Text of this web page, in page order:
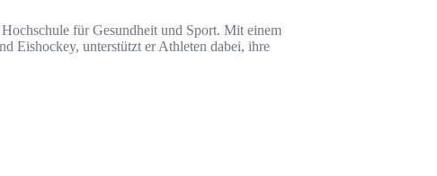
für Gesundheit und Sport. Mit einem
Eishockey, unterstützt er Athleten dabei, ihre